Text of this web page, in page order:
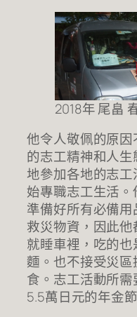
2018年 尾畠
他令人敬佩的原
的志工精神和人
地參加各地的志
始專職志工生活
準備好所有必備
救災物資，因此
就睡車裡，吃的
麵。也不接受災
食。志工活動所
5.5萬日元的年金